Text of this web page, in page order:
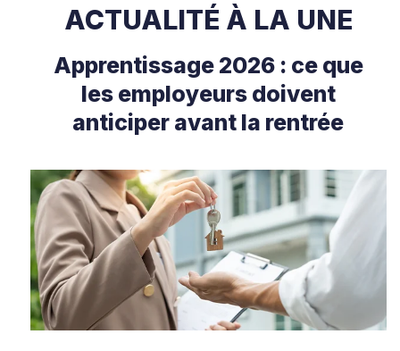
ACTUALITÉ À LA UNE
Apprentissage 2026 : ce que
les employeurs doivent
anticiper avant la rentrée